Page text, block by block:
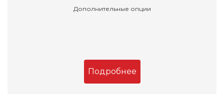
Дополнительные опции
Подробнее